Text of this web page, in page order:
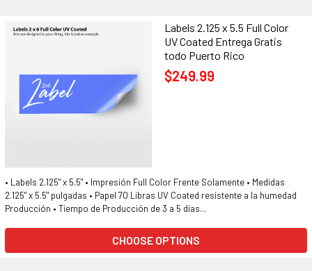
Labels 2.125 x 5.5 Full Color
UV Coated Entrega Gratis
todo Puerto Rico
$249.99
• Labels 2.125" x 5.5" • Impresión Full Color Frente Solamente • Medidas
2.125" x 5.5" pulgadas • Papel 70 Libras UV Coated resistente a la humedad
Producción • Tiempo de Producción de 3 a 5 días...
CHOOSE OPTIONS